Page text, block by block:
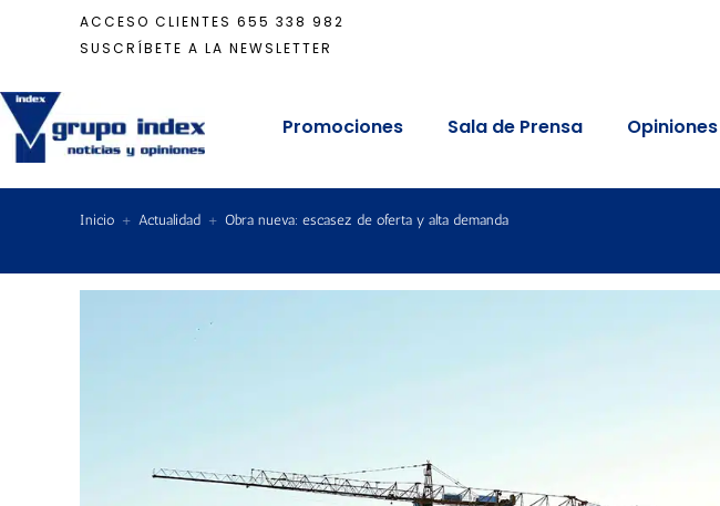
ACCESO CLIENTES 655 338 982
SUSCRÍBETE A LA NEWSLETTER
Promociones Sala de Prensa Opiniones
Inicio + Actualidad + Obra nueva: escasez de oferta y alta demanda